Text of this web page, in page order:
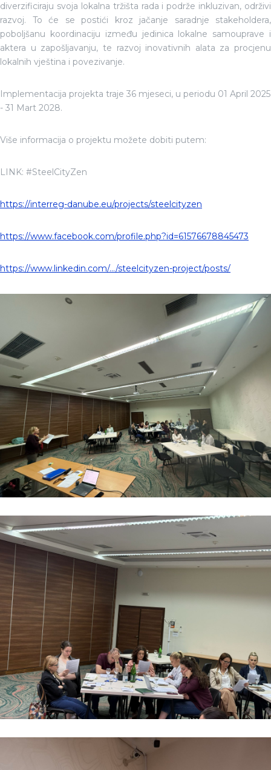
diverzificiraju svoja lokalna tržišta rada i podrže inkluzivan, održivi
razvoj. To će se postići kroz jačanje saradnje stakeholdera,
poboljšanu koordinaciju između jedinica lokalne samouprave i
aktera u zapošljavanju, te razvoj inovativnih alata za procjenu
lokalnih vještina i povezivanje.
Implementacija projekta traje 36 mjeseci, u periodu 01 April 2025
- 31 Mart 2028.
Više informacija o projektu možete dobiti putem:
LINK: #SteelCityZen
https://interreg-danube.eu/projects/steelcityzen
https://www.facebook.com/profile.php?id=61576678845473
https://www.linkedin.com/.../steelcityzen-project/posts/